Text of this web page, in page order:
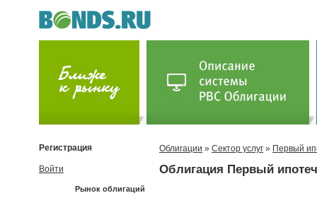
Облигации » Сектор услуг » Первый
Облигация Первый
Регистрация
Войти
Рынок облигаций